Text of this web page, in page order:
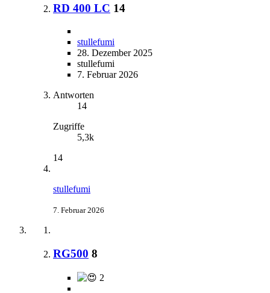
RD 400 LC 14
stullefumi
28. Dezember 2025
stullefumi
7. Februar 2026
Antworten
14
Zugriffe
5,3k
14
stullefumi
7. Februar 2026
RG500 8
2